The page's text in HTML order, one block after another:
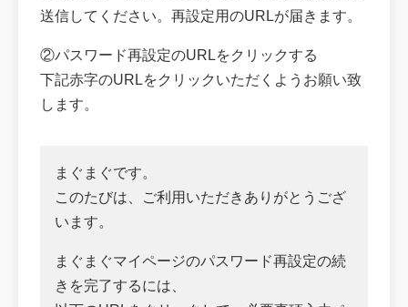
送信してください。再設定用のURLが届きます。
②パスワード再設定のURLをクリックする
下記赤字のURLをクリックいただくようお願い致
します。
まぐまぐです。
このたびは、ご利用いただきありがとうござ
います。
まぐまぐマイページのパスワード再設定の続
きを完了するには、